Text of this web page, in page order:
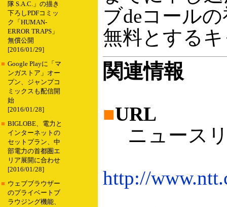
隊 S.A.C.」の描き
下ろしPDFコミッ
ク「HUMAN-
ERROR TRAPS」
無償公開
[2016/01/29]
■ Google Playに「マ
ンガストア」オー
プン、ジャンプコ
ミックスも配信開
始
[2016/01/28]
■ BIGLOBE、電力と
インターネットの
セットプラン、中
部電力の首都圏エ
リア展開に合わせ
[2016/01/28]
■ ウェブブラウザー
のプライベートブ
ラウジング機能、
ブdeコール
無料とする
関連情報
■URL
ニュース
http://